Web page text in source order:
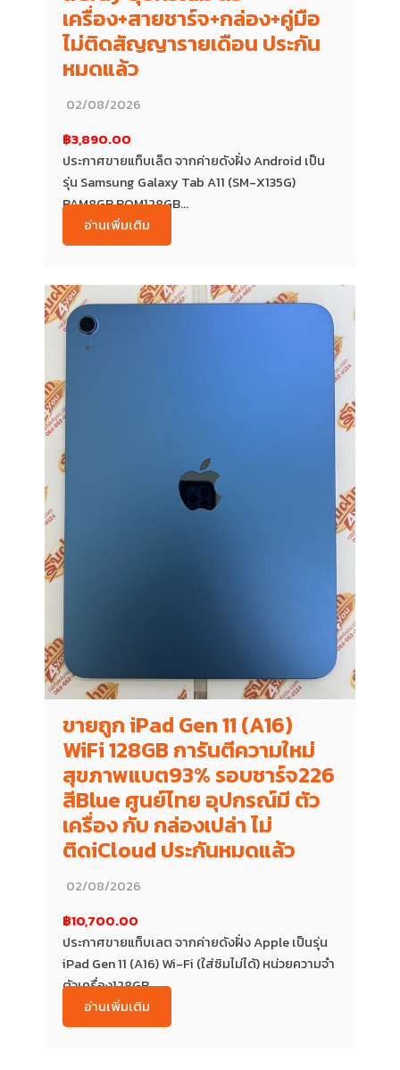
เครื่อง+สายชาร์จ+กล่อง+คู่มือ
ไม่ติดสัญญารายเดือน ประกัน
หมดแล้ว
02/08/2026
฿3,890.00
ประกาศขายแท็บเล็ต จากค่ายดังฝั่ง Android เป็น
รุ่น Samsung Galaxy Tab A11 (SM-X135G)
RAM8GB ROM128GB...
อ่านเพิ่มเติม
ขายถูก iPad Gen 11 (A16)
WiFi 128GB การันตีความใหม่
สุขภาพแบต93% รอบชาร์จ226
สีBlue ศูนย์ไทย อุปกรณ์มี ตัว
เครื่อง กับ กล่องเปล่า ไม่
ติดiCloud ประกันหมดแล้ว
02/08/2026
฿10,700.00
ประกาศขายแท็บเลต จากค่ายดังฝั่ง Apple เป็นรุ่น
iPad Gen 11 (A16) Wi-Fi (ใส่ซิมไม่ได้) หน่วยความจำ
ตัวเครื่อง128GB...
อ่านเพิ่มเติม